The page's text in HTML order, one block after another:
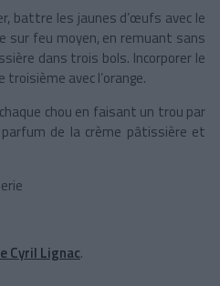
battre les jaunes d’œufs avec le
sur feu moyen, en remuant sans
dans trois bols. Incorporer le
avec l’orange.
chou en faisant un trou par
de la crème pâtissière et
Cyril Lignac.